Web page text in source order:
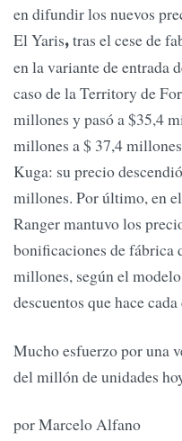
en difundir los nuevos
El Yaris,tras el cese de
en la variante de entrada
caso de la Territory de
millones y pasó a $35,4
millones a $ 37,4
Kuga: su precio
millones. Por último, en
Ranger mantuvo los
bonificaciones de fábrica
millones, según el
descuentos que hace
Mucho esfuerzo por una
del millón de unidades
por Marcelo Alfano